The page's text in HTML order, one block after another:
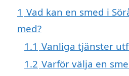
1 Vad kan en smed i
med?
1.1 Vanliga tjänster
1.2 Varför välja en